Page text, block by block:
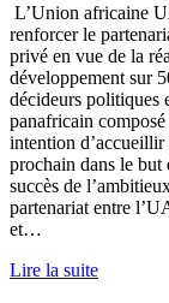
L’Union africaine
renforcer le
privé en vue de la
développement sur
décideurs politiques
panafricain
intention
prochain dans le but
succès de
partenariat entre
et…
Lire la suite